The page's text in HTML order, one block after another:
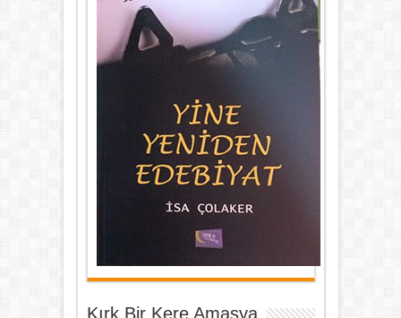
Kırk Bir Kere Amasya